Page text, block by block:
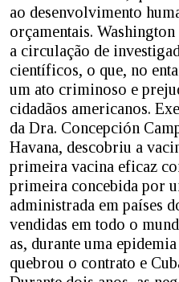
ao desenvolvimento
orçamentais.
a circulação de
científicos, o que, no
um ato criminoso e
cidadãos americanos.
da Dra. Concepción
Havana, descobriu a
primeira vacina eficaz
primeira concebida por
administrada em países
vendidas em todo o
as, durante uma
quebrou o contrato e